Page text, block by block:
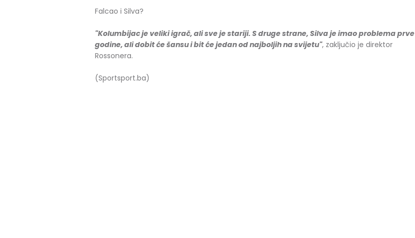
Falcao i Silva?
"Kolumbijac je veliki igrač, ali sve je stariji. S druge strane, Silva je imao problema prve
godine, ali dobit će šansu i bit će jedan od najboljih na svijetu", zaključio je direktor
Rossonera.
(Sportsport.ba)